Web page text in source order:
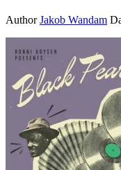
AuthorJakob Wandam